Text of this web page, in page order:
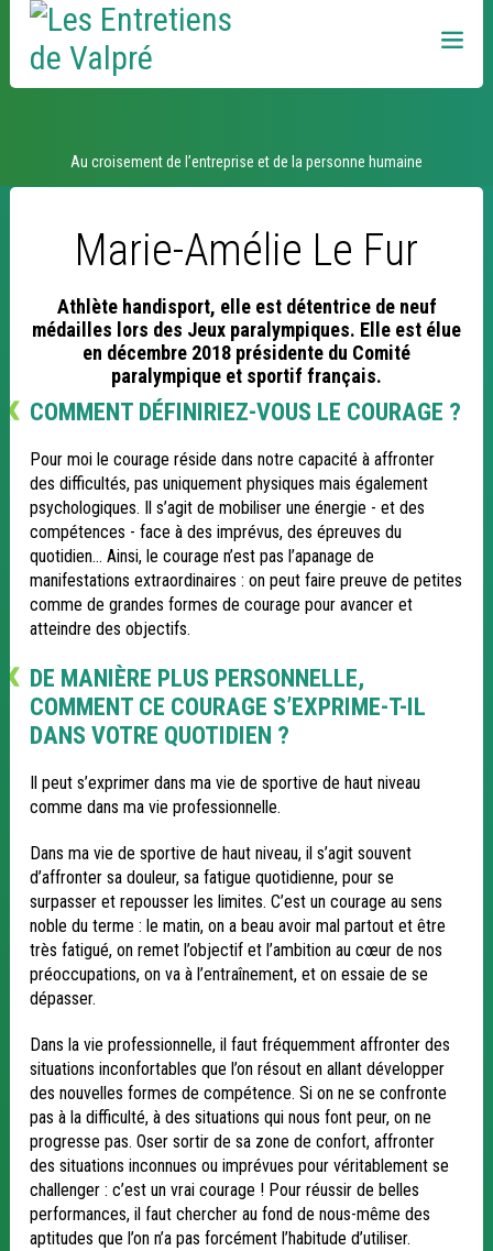
navigation
personnels
Au croisement de l’entreprise et de la personne humaine
Idées et débats
Marie-Amélie Le Fur
Athlète handisport, elle est détentrice de neuf
médailles lors des Jeux paralympiques. Elle est élue
en décembre 2018 présidente du Comité
paralympique et sportif français.
COMMENT DÉFINIRIEZ-VOUS LE COURAGE ?
Pour moi le courage réside dans notre capacité à affronter
des difficultés, pas uniquement physiques mais également
psychologiques. Il s’agit de mobiliser une énergie - et des
compétences - face à des imprévus, des épreuves du
quotidien… Ainsi, le courage n’est pas l’apanage de
manifestations extraordinaires : on peut faire preuve de petites
comme de grandes formes de courage pour avancer et
atteindre des objectifs.
DE MANIÈRE PLUS PERSONNELLE,
COMMENT CE COURAGE S’EXPRIME-T-IL
DANS VOTRE QUOTIDIEN ?
Il peut s’exprimer dans ma vie de sportive de haut niveau
comme dans ma vie professionnelle.
Dans ma vie de sportive de haut niveau, il s’agit souvent
d’affronter sa douleur, sa fatigue quotidienne, pour se
surpasser et repousser les limites. C’est un courage au sens
noble du terme : le matin, on a beau avoir mal partout et être
très fatigué, on remet l’objectif et l’ambition au cœur de nos
préoccupations, on va à l’entraînement, et on essaie de se
dépasser.
Dans la vie professionnelle, il faut fréquemment affronter des
situations inconfortables que l’on résout en allant développer
des nouvelles formes de compétence. Si on ne se confronte
pas à la difficulté, à des situations qui nous font peur, on ne
progresse pas. Oser sortir de sa zone de confort, affronter
des situations inconnues ou imprévues pour véritablement se
challenger : c’est un vrai courage ! Pour réussir de belles
performances, il faut chercher au fond de nous-même des
aptitudes que l’on n’a pas forcément l’habitude d’utiliser.